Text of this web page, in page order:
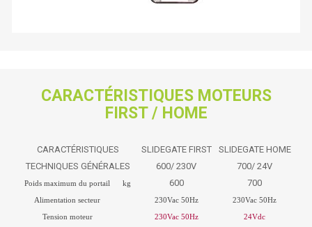
CARACTÉRISTIQUES MOTEURS
FIRST / HOME
CARACTÉRISTIQUES
TECHNIQUES GÉNÉRALES
SLIDEGATE FIRST
600/ 230V
SLIDEGATE HOME
700/ 24V
Poids maximum du portail kg 600 700
Alimentation secteur 230Vac 50Hz
230Vac 50Hz
Tension moteur
230Vac 50Hz
24Vdc